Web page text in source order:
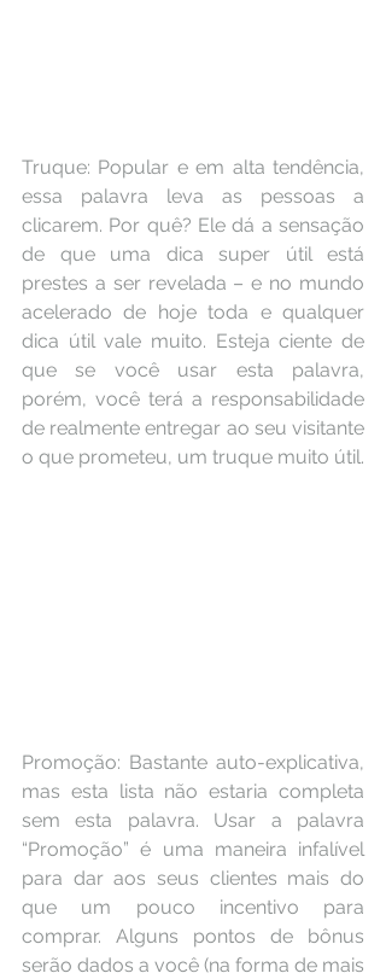
Truque: Popular e em alta tendência,
essa palavra leva as pessoas a
clicarem. Por quê? Ele dá a sensação
de que uma dica super útil está
prestes a ser revelada – e no mundo
acelerado de hoje toda e qualquer
dica útil vale muito. Esteja ciente de
que se você usar esta palavra,
porém, você terá a responsabilidade
de realmente entregar ao seu visitante
o que prometeu, um truque muito útil.
Promoção: Bastante auto-explicativa,
mas esta lista não estaria completa
sem esta palavra. Usar a palavra
“Promoção” é uma maneira infalível
para dar aos seus clientes mais do
que um pouco incentivo para
comprar. Alguns pontos de bônus
serão dados a você (na forma de mais